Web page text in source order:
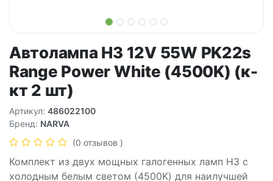
Автолампа H3 12V 55W PK22s
Range Power White (4500K) (к-
кт 2 шт)
Артикул: 486022100
Бренд: NARVA
(0 отзывов )
Комплект из двух мощных галогенных ламп H3 с
холодным белым светом (4500K) для наилучшей